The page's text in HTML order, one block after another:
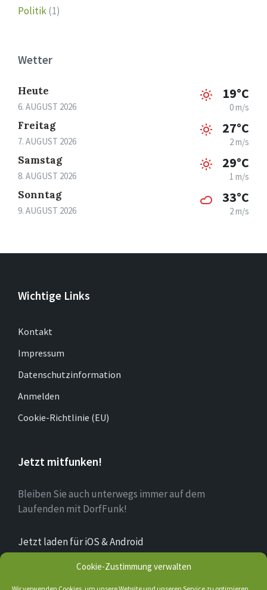
Cookie-Zustimmung verwalten
Politik(1)
Wetter
Heute
6. AUGUST 2026
19°C
0 m/s
Freitag
7. AUGUST 2026
27°C
2 m/s
Samstag
8. AUGUST 2026
29°C
1 m/s
Sonntag
9. AUGUST 2026
33°C
2 m/s
Wichtige Links
Kontakt
Impressum
Datenschutzinformation
Anmelden
Cookie-Richtlinie (EU)
Jetzt mitfunken!
Bleiben Sie auch unterwegs immer auf dem
Laufenden mit DorfFunk!
Jetzt laden für iOS & Android